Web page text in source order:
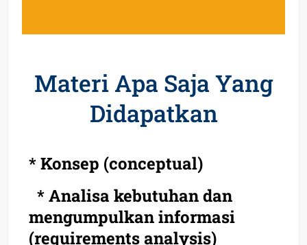
Materi Apa Saja Yang
Didapatkan
* Konsep (conceptual)
* Analisa kebutuhan dan
mengumpulkan informasi
(requirements analysis)